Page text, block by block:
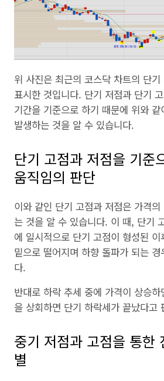
위 사진은 최근의 코스닥 차트의 단
표시한 것입니다. 단기 저점과 단기
기간을 기준으로 하기 때문에 위와
발생하는 것을 알 수 있습니다.
단기 고점과 저점을 기준
움직임의 판단
이와 같인 단기 고점과 저점은 가격
는 것을 알 수 있습니다. 이 때, 단기
에 일시적으로 단기 고점이 형성된
밑으로 떨어지며 하향 돌파가 되는
다.
반대로 하락 추세 중에 가격이 상승
을 상회하면 단기 하락세가 끝났다고
중기 저점과 고점을 통한
별